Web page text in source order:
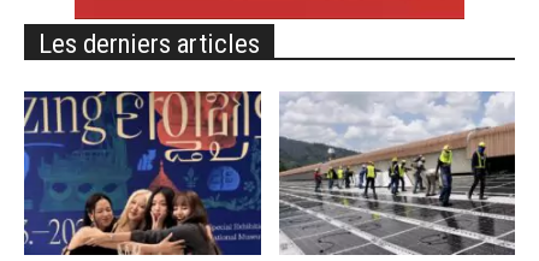
Les derniers articles